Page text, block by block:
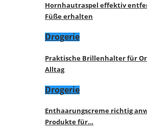
Hornhautraspel effektiv
Füße erhalten
Drogerie
Praktische Brillenhalter für
Alltag
Drogerie
Enthaarungscreme richtig
Produkte für…